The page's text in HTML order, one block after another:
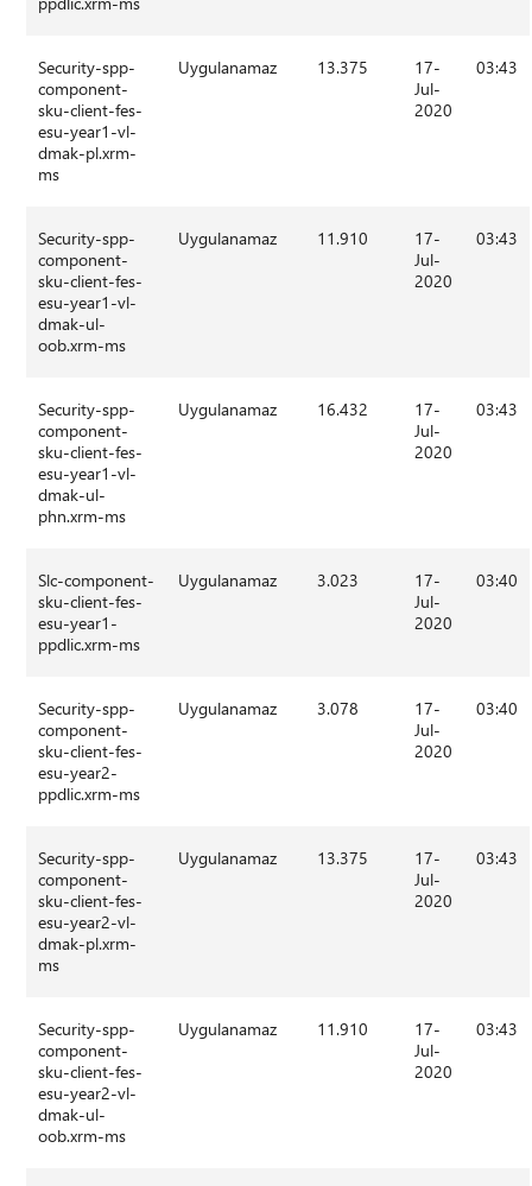
Security-spp-
component-
sku-client-fes-
esu-year1-vl-
dmak-pl.xrm-
ms
Uygulanamaz 13.375
17-
Jul-
2020
03:43
Security-spp-
component-
sku-client-fes-
esu-year1-vl-
dmak-ul-
oob.xrm-ms
Uygulanamaz 11.910
17-
Jul-
2020
03:43
Security-spp-
component-
sku-client-fes-
esu-year1-vl-
dmak-ul-
phn.xrm-ms
Uygulanamaz 16.432
17-
Jul-
2020
03:43
Slc-component-
sku-client-fes-
esu-year1-
ppdlic.xrm-ms
Uygulanamaz 3.023
17-
Jul-
2020
03:40
Security-spp-
component-
sku-client-fes-
esu-year2-
ppdlic.xrm-ms
Uygulanamaz 3.078
17-
Jul-
2020
03:40
Security-spp-
component-
sku-client-fes-
esu-year2-vl-
dmak-pl.xrm-
ms
Uygulanamaz 13.375
17-
Jul-
2020
03:43
Security-spp-
component-
sku-client-fes-
esu-year2-vl-
dmak-ul-
oob.xrm-ms
Uygulanamaz 11.910
17-
Jul-
2020
03:43